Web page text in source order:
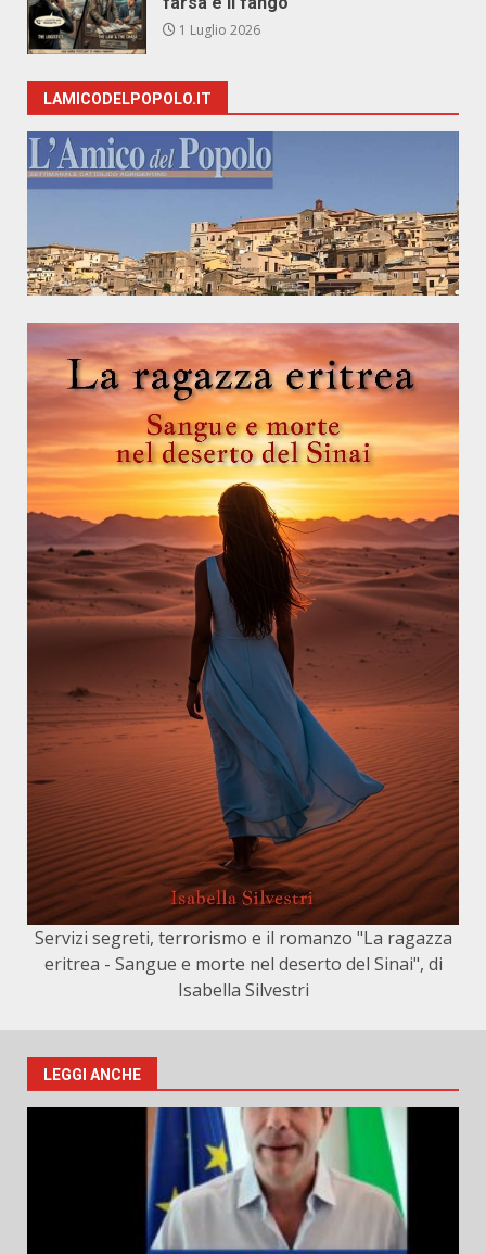
1 Luglio 2026
LAMICODELPOPOLO.IT
Servizi segreti, terrorismo e il romanzo "La ragazza
eritrea - Sangue e morte nel deserto del Sinai", di
Isabella Silvestri
LEGGI ANCHE